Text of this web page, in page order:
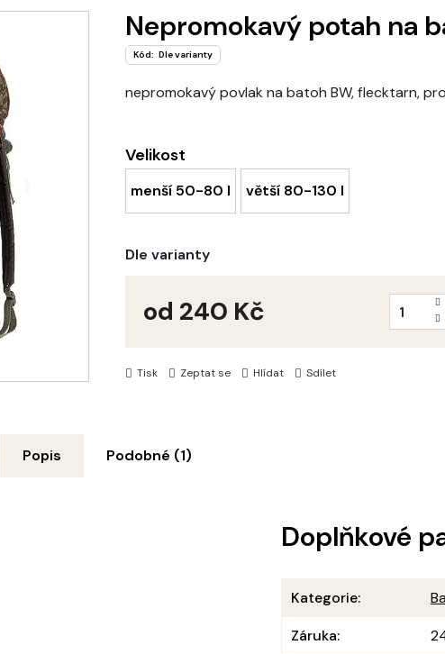
Velikost
menší 50-80 l větší 80-130 l
nepromokavý povlak na batoh BW, flecktarn,
Tisk Zeptat se Hlídat Sdílet
Nepromokavý potah na
Kód: Dle varianty
Dle varianty
od 240 Kč
Popis Podobné (1)
Doplňkové
Kategorie:
Záruka: